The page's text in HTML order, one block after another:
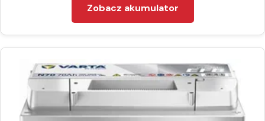
Zobacz akumulator